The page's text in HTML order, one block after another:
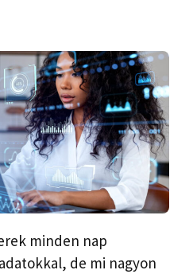
minden nap
de mi nagyon